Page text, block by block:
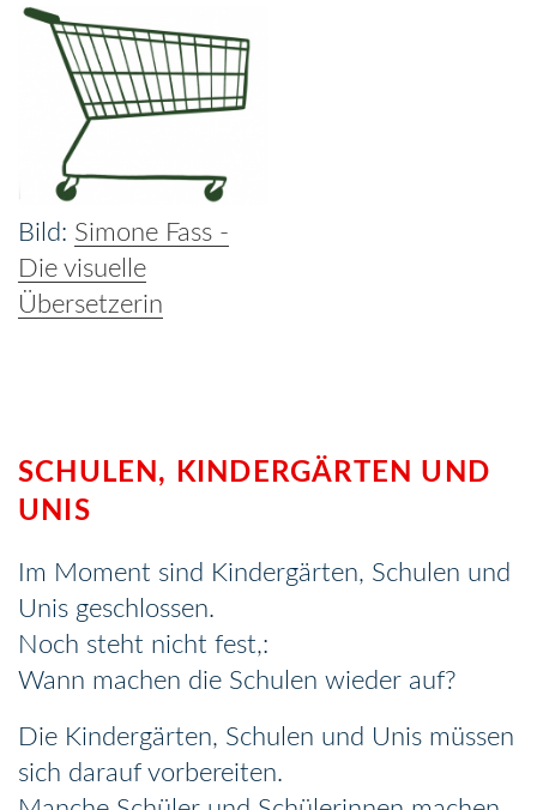
Simone Fass -
Die visuelle
Übersetzerin
SCHULEN, KINDERGÄRTEN UND
UNIS
Im Moment sind Kindergärten, Schulen und
Unis geschlossen.
Noch steht nicht fest,:
Wann machen die Schulen wieder auf?
Die Kindergärten, Schulen und Unis müssen
sich darauf vorbereiten.